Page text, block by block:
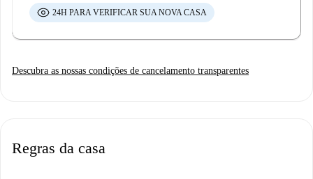
24H PARA VERIFICAR SUA NOVA CASA
Descubra as nossas condições de cancelamento transparentes
Regras da casa